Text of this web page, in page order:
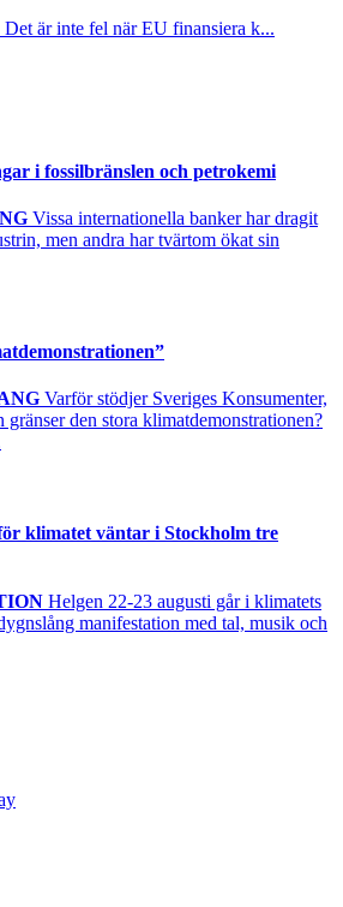
Det är inte fel när EU finansiera k...
i fossilbränslen och petrokemi
Vissa internationella banker har dragit
men andra har tvärtom ökat sin
Varför stödjer Sveriges Konsumenter,
den stora klimatdemonstrationen?
klimatet väntar i Stockholm tre
Helgen 22-23 augusti går i klimatets
manifestation med tal, musik och